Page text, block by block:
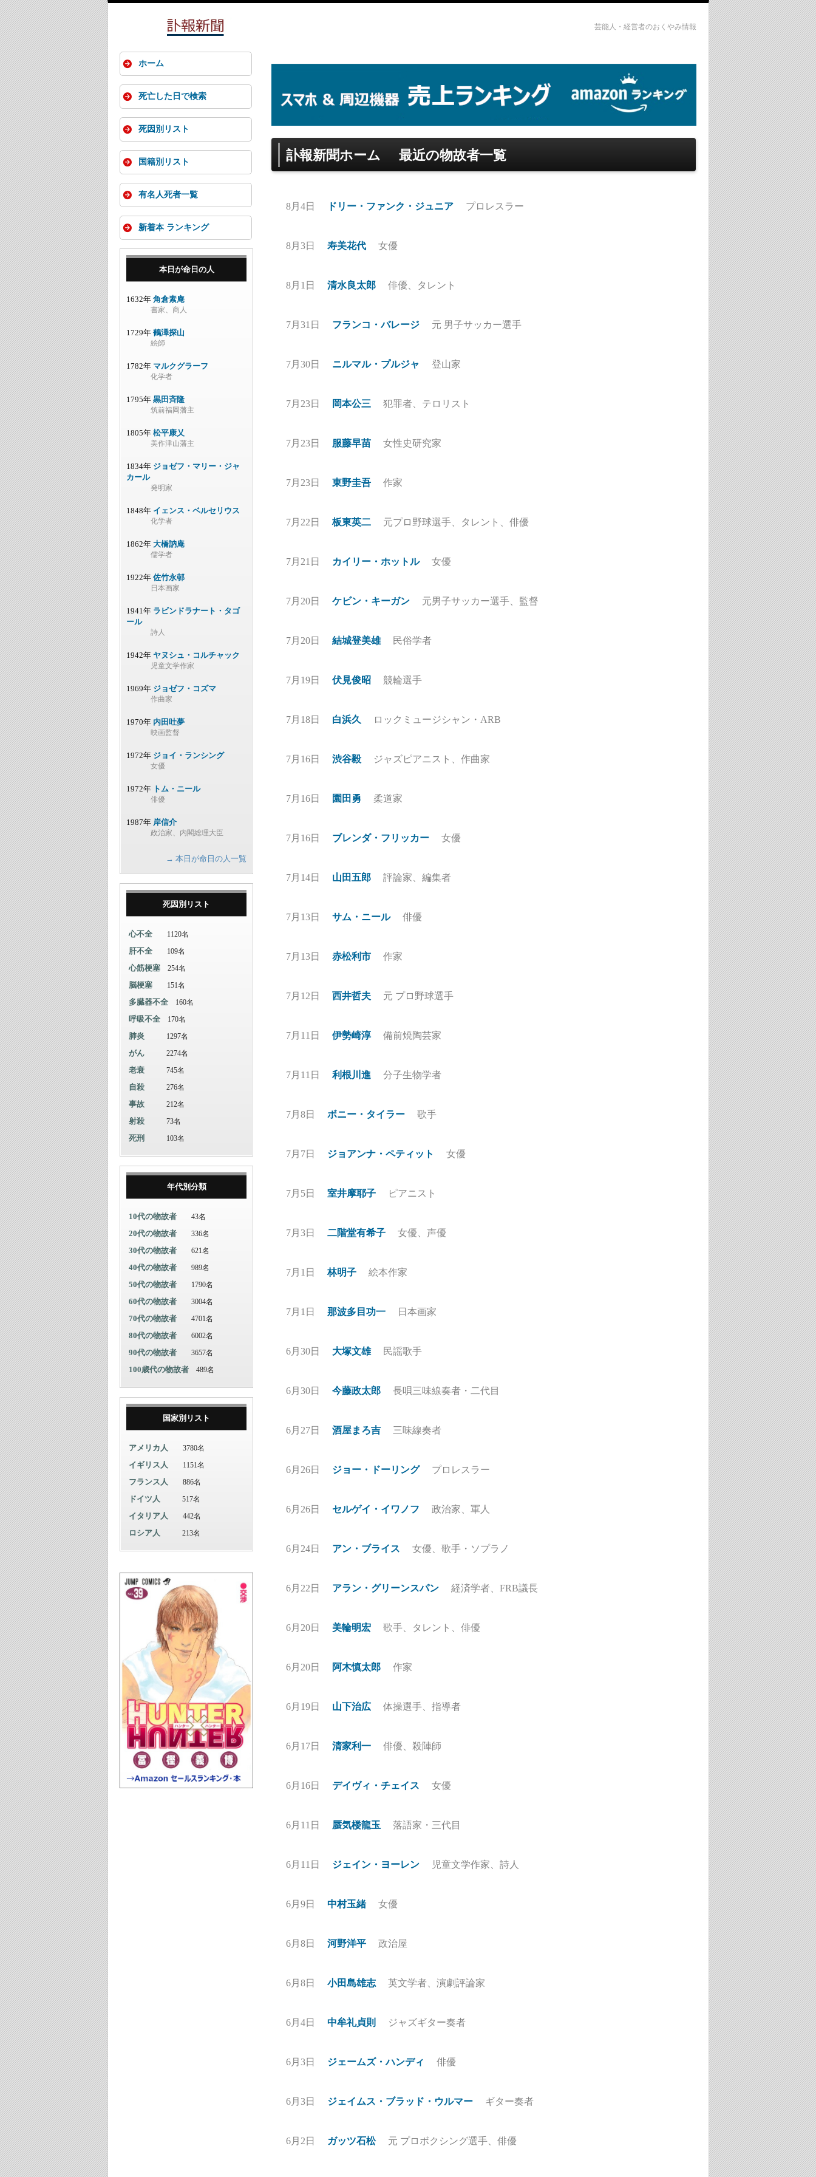
芸能人・経営者のおくやみ情報
訃報新聞ホーム 最近の物故者一覧
8月4日 ドリー・ファンク・ジュニア プロレスラー
8月3日 寿美花代 女優
8月1日 清水良太郎 俳優、タレント
7月31日 フランコ・バレージ 元 男子サッカー選手
7月30日 ニルマル・プルジャ 登山家
7月23日 岡本公三 犯罪者、テロリスト
7月23日 服藤早苗 女性史研究家
7月23日 東野圭吾 作家
7月22日 板東英二 元プロ野球選手、タレント、俳優
7月21日 カイリー・ホットル 女優
7月20日 ケビン・キーガン 元男子サッカー選手、監督
7月20日 結城登美雄 民俗学者
7月19日 伏見俊昭 競輪選手
7月18日 白浜久 ロックミュージシャン・ARB
7月16日 渋谷毅 ジャズピアニスト、作曲家
7月16日 園田勇 柔道家
7月16日 ブレンダ・フリッカー 女優
7月14日 山田五郎 評論家、編集者
7月13日 サム・ニール 俳優
7月13日 赤松利市 作家
7月12日 西井哲夫 元 プロ野球選手
7月11日 伊勢崎淳 備前焼陶芸家
7月11日 利根川進 分子生物学者
7月8日 ボニー・タイラー 歌手
7月7日 ジョアンナ・ペティット 女優
7月5日 室井摩耶子 ピアニスト
7月3日 二階堂有希子 女優、声優
7月1日 林明子 絵本作家
7月1日 那波多目功一 日本画家
6月30日 大塚文雄 民謡歌手
6月30日 今藤政太郎 長唄三味線奏者・二代目
6月27日 酒屋まろ吉 三味線奏者
6月26日 ジョー・ドーリング プロレスラー
6月26日 セルゲイ・イワノフ 政治家、軍人
6月24日 アン・ブライス 女優、歌手・ソプラノ
6月22日 アラン・グリーンスパン 経済学者、FRB議長
6月20日 美輪明宏 歌手、タレント、俳優
6月20日 阿木慎太郎 作家
6月19日 山下治広 体操選手、指導者
6月17日 清家利一 俳優、殺陣師
6月16日 デイヴィ・チェイス 女優
6月11日 蜃気楼龍玉 落語家・三代目
6月11日 ジェイン・ヨーレン 児童文学作家、詩人
6月9日 中村玉緒 女優
6月8日 河野洋平 政治屋
6月8日 小田島雄志 英文学者、演劇評論家
6月4日 中牟礼貞則 ジャズギター奏者
6月3日 ジェームズ・ハンディ 俳優
6月3日 ジェイムス・ブラッド・ウルマー ギター奏者
6月2日 ガッツ石松 元 プロボクシング選手、俳優
ホーム
死亡した日で検索
死因別リスト
国籍別リスト
有名人死者一覧
新着本 ランキング
本日が命日の人
1632年 角倉素庵
書家、商人
1729年 鶴澤探山
絵師
1782年 マルクグラーフ
化学者
1795年 黒田斉隆
筑前福岡藩主
1805年 松平康乂
美作津山藩主
1834年 ジョゼフ・マリー・ジャ
カール
発明家
1848年 イェンス・ベルセリウス
化学者
1862年 大橋訥庵
儒学者
1922年 佐竹永邨
日本画家
1941年 ラビンドラナート・タゴ
ール
詩人
1942年 ヤヌシュ・コルチャック
児童文学作家
1969年 ジョゼフ・コズマ
作曲家
1970年 内田吐夢
映画監督
1972年 ジョイ・ランシング
女優
1972年 トム・ニール
俳優
1987年 岸信介
政治家、内閣総理大臣
→ 本日が命日の人一覧
死因別リスト
心不全 1120名
肝不全 109名
心筋梗塞 254名
脳梗塞 151名
多臓器不全 160名
呼吸不全 170名
肺炎 1297名
がん 2274名
老衰 745名
自殺 276名
事故 212名
射殺 73名
死刑 103名
年代別分類
10代の物故者 43名
20代の物故者 336名
30代の物故者 621名
40代の物故者 989名
50代の物故者 1790名
60代の物故者 3004名
70代の物故者 4701名
80代の物故者 6002名
90代の物故者 3657名
100歳代の物故者 489名
国家別リスト
アメリカ人 3780名
イギリス人 1151名
フランス人 886名
ドイツ人 517名
イタリア人 442名
ロシア人 213名